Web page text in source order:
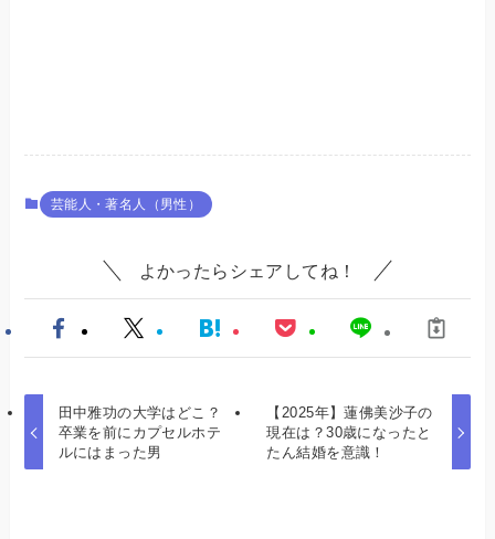
芸能人・著名人（男性）
よかったらシェアしてね！
田中雅功の大学はどこ？
卒業を前にカプセルホテ
ルにはまった男
【2025年】蓮佛美沙子の
現在は？30歳になったと
たん結婚を意識！